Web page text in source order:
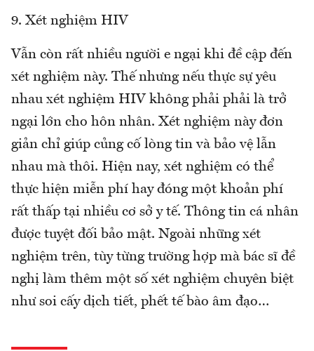
9. Xét nghiệm HIV
Vẫn còn rất nhiều người e ngại khi đề cập đến
xét nghiệm này. Thế nhưng nếu thực sự yêu
nhau xét nghiệm HIV không phải phải là trở
ngại lớn cho hôn nhân. Xét nghiệm này đơn
giản chỉ giúp củng cố lòng tin và bảo vệ lẫn
nhau mà thôi. Hiện nay, xét nghiệm có thể
thực hiện miễn phí hay đóng một khoản phí
rất thấp tại nhiều cơ sở y tế. Thông tin cá nhân
được tuyệt đối bảo mật. Ngoài những xét
nghiệm trên, tùy từng trường hợp mà bác sĩ đề
nghị làm thêm một số xét nghiệm chuyên biệt
như soi cấy dịch tiết, phết tế bào âm đạo…